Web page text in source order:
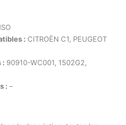
:CITROËN C1, PEUGEOT
:90910-WC001, 1502G2,
:–